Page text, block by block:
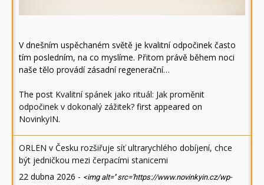
V dnešním uspěchaném světě je kvalitní odpočinek často
tím posledním, na co myslíme. Přitom právě během noci
naše tělo provádí zásadní regenerační…
The post Kvalitní spánek jako rituál: Jak proměnit
odpočinek v dokonalý zážitek? first appeared on
NovinkyIN.
ORLEN v Česku rozšiřuje síť ultrarychlého dobíjení, chce
být jedničkou mezi čerpacími stanicemi
22 dubna 2026 - <img alt='' src='https://www.novinkyin.cz/wp-